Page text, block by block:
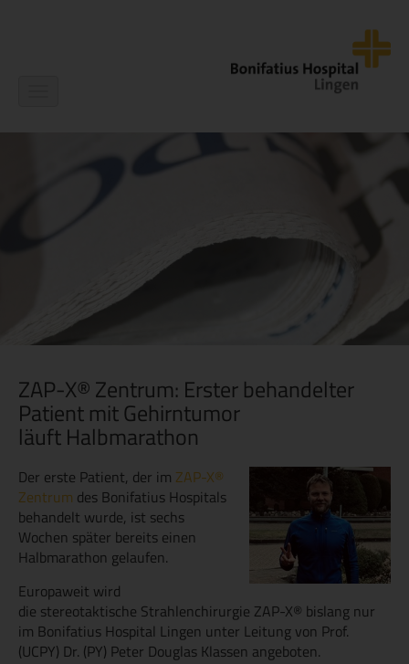
ZAP-X® Zentrum: Erster behandelter
Patient mit Gehirntumor
läuft Halbmarathon
Der erste Patient, der im ZAP-X®
Zentrum des Bonifatius Hospitals
behandelt wurde, ist sechs
Wochen später bereits einen
Halbmarathon gelaufen.
Europaweit wird
die stereotaktische Strahlenchirurgie ZAP-X® bislang nur
im Bonifatius Hospital Lingen unter Leitung von Prof.
(UCPY) Dr. (PY) Peter Douglas Klassen angeboten.